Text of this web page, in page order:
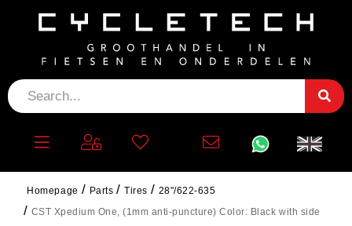
Homepage Parts Tires
28"/622-635
CST Xpedium One, (1mm anti-puncture) Color: Black with side